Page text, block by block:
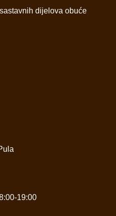
dijelova obuće
19:00